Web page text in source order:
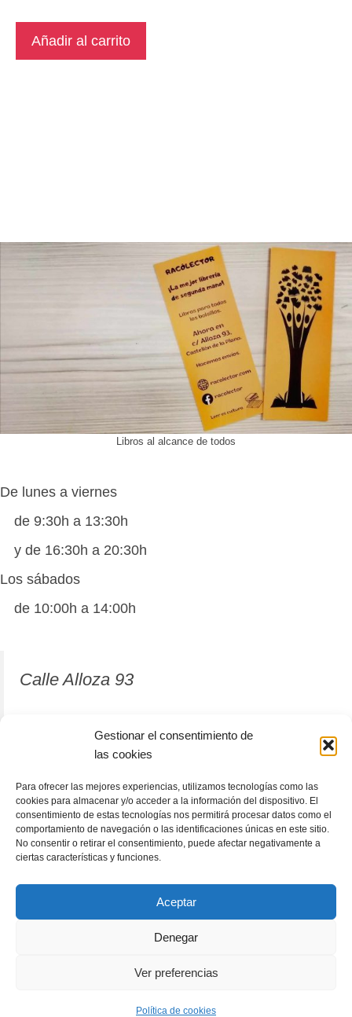
Gestionar el consentimiento de
las cookies
Para ofrecer las mejores experiencias, utilizamos tecnologías como las
cookies para almacenar y/o acceder a la información del dispositivo. El
consentimiento de estas tecnologías nos permitirá procesar datos como el
comportamiento de navegación o las identificaciones únicas en este sitio.
No consentir o retirar el consentimiento, puede afectar negativamente a
ciertas características y funciones.
Aceptar
Denegar
Ver preferencias
Política de cookies
Añadir al carrito
Libros al alcance de todos
De lunes a viernes
de 9:30h a 13:30h
y de 16:30h a 20:30h
Los sábados
de 10:00h a 14:00h
Calle Alloza 93
12001 Castellón de la Plana
964 81 37 63
Política de cookies (UE)
Términos y condiciones
© 2026 GeneratePress